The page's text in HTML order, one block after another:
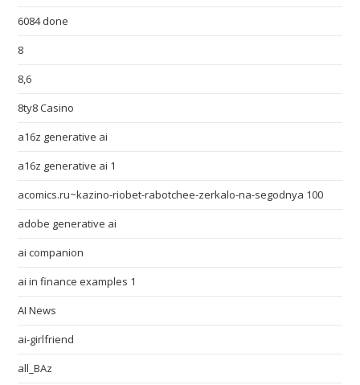
6084 done
8
8,6
8ty8 Casino
a16z generative ai
a16z generative ai 1
acomics.ru~kazino-riobet-rabotchee-zerkalo-na-segodnya 100
adobe generative ai
ai companion
ai in finance examples 1
AI News
ai-girlfriend
all_BAz